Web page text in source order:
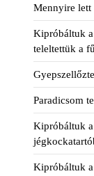
Mennyire lett
Kipróbáltuk a
teleltettük a
Paradicsom
Kipróbáltuk
Kipróbáltuk